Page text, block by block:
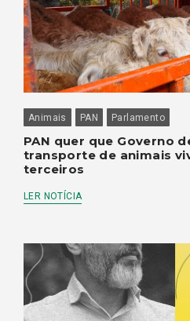
Animais PAN Parlamento
PAN quer que Governo
transporte de animais
terceiros
LER NOTÍCIA